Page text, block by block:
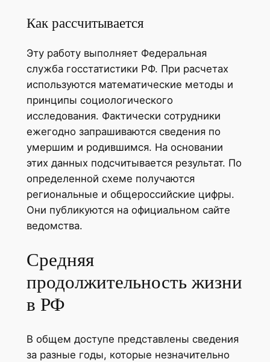
Как рассчитывается
Эту работу выполняет Федеральная
служба госстатистики РФ. При расчетах
используются математические методы и
принципы социологического
исследования. Фактически сотрудники
ежегодно запрашиваются сведения по
умершим и родившимся. На основании
этих данных подсчитывается результат. По
определенной схеме получаются
региональные и общероссийские цифры.
Они публикуются на официальном сайте
ведомства.
Средняя
продолжительность жизни
в РФ
В общем доступе представлены сведения
за разные годы, которые незначительно